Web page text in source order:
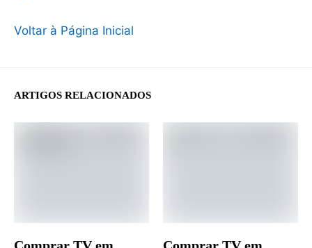
Voltar à Página Inicial
ARTIGOS RELACIONADOS